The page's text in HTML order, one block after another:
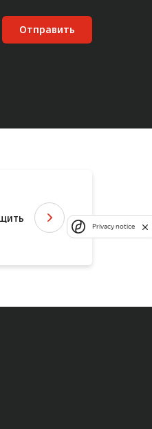
Отправить
Privacy notice